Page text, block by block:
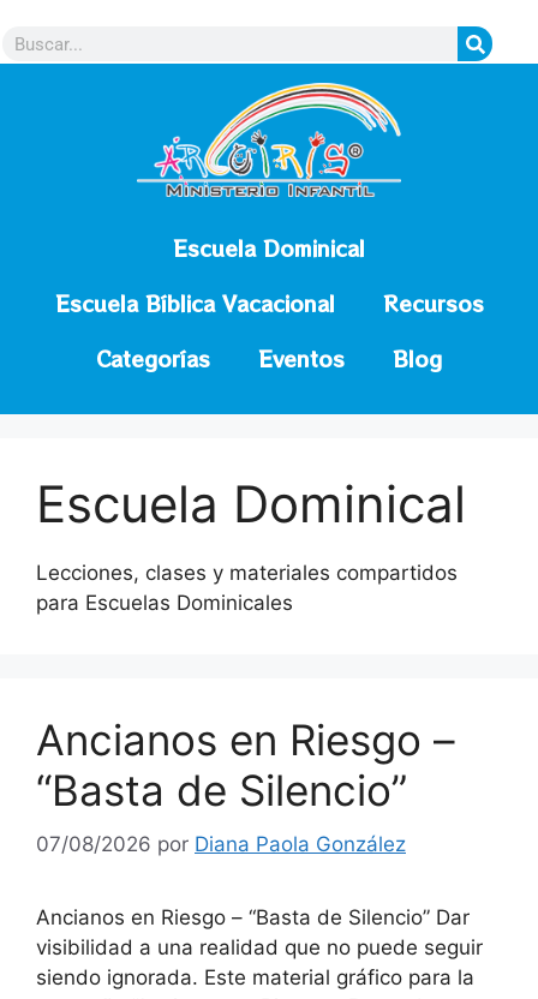
Escuela Dominical
Escuela Bíblica Vacacional
Recursos
Categorías
Eventos Blog
Escuela Dominical
Lecciones, clases y materiales compartidos
para Escuelas Dominicales
Ancianos en Riesgo –
“Basta de Silencio”
07/08/2026 por Diana Paola González
Ancianos en Riesgo – “Basta de Silencio” Dar
visibilidad a una realidad que no puede seguir
siendo ignorada. Este material gráfico para la